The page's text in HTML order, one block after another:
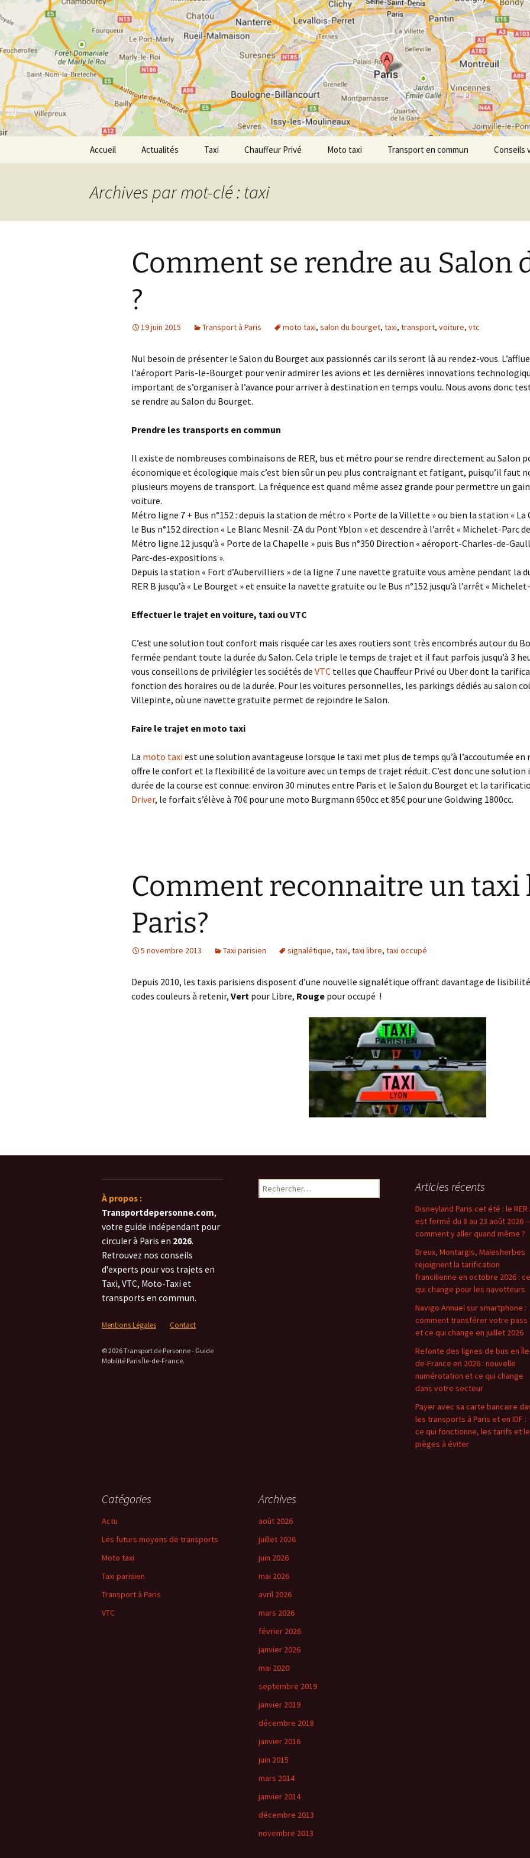
au
contenu
Accueil Actualités Taxi Chauffeur Privé Moto taxi Transport en commun Conseils
Archives par mot-clé : taxi
Comment se rendre au Salon
?
19 juin 2015 Transport à Paris moto taxi, salon du bourget, taxi, transport, voiture, vtc
Nul besoin de présenter le Salon du Bourget aux passionnés car ils seront là au rendez-vous.
l’aéroport Paris-le-Bourget pour venir admirer les avions et les dernières innovations
important de s’organiser à l’avance pour arriver à destination en temps voulu. Nous avons donc
se rendre au Salon du Bourget.
Prendre les transports en commun
Il existe de nombreuses combinaisons de RER, bus et métro pour se rendre directement au Salon
économique et écologique mais c’est bien sûr un peu plus contraignant et fatigant, puisqu’il faut
plusieurs moyens de transport. La fréquence est quand même assez grande pour permettre un
voiture.
Métro ligne 7 + Bus n°152 : depuis la station de métro « Porte de la Villette » ou bien la station « La
le Bus n°152 direction « Le Blanc Mesnil-ZA du Pont Yblon » et descendre à l’arrêt « Michelet-Parc
Métro ligne 12 jusqu’à « Porte de la Chapelle » puis Bus n°350 Direction « aéroport-Charles-de-
Parc-des-expositions ».
Depuis la station « Fort d’Aubervilliers » de la ligne 7 une navette gratuite vous amène pendant la
RER B jusqu’à « Le Bourget » et ensuite la navette gratuite ou le Bus n°152 jusqu’à l’arrêt «
Effectuer le trajet en voiture, taxi ou VTC
C’est une solution tout confort mais risquée car les axes routiers sont très encombrés autour du
fermée pendant toute la durée du Salon. Cela triple le temps de trajet et il faut parfois jusqu’à 3
vous conseillons de privilégier les sociétés de VTC telles que Chauffeur Privé ou Uber dont la
fonction des horaires ou de la durée. Pour les voitures personnelles, les parkings dédiés au salon
Villepinte, où une navette gratuite permet de rejoindre le Salon.
Faire le trajet en moto taxi
La moto taxiest une solution avantageuse lorsque le taxi met plus de temps qu’à l’accoutumée
offre le confort et la flexibilité de la voiture avec un temps de trajet réduit. C’est donc une solution
durée de la course est connue: environ 30 minutes entre Paris et le Salon du Bourget et la
Driver, le forfait s’élève à 70€ pour une moto Burgmann 650cc et 85€ pour une Goldwing 1800cc.
Comment reconnaitre un taxi
Paris?
5 novembre 2013 Taxi parisien signalétique, taxi, taxi libre, taxi occupé
Depuis 2010, les taxis parisiens disposent d’une nouvelle signalétique offrant davantage de
codes couleurs à retenir, Vert pour Libre, Rouge pour occupé !
À propos :
Transportdepersonne.com,
votre guide indépendant pour
circuler à Paris en 2026.
Retrouvez nos conseils
d'experts pour vos trajets en
Taxi, VTC, Moto-Taxi et
transports en commun.
Mentions Légales Contact
© 2026 Transport de Personne - Guide
Mobilité Paris Île-de-France.
Rechercher : Articles récents
Disneyland Paris cet été : le RER
est fermé du 8 au 23 août 2026
comment y aller quand même ?
Dreux, Montargis, Malesherbes
rejoignent la tarification
francilienne en octobre 2026 : ce
qui change pour les navetteurs
Navigo Annuel sur smartphone :
comment transférer votre pass
et ce qui change en juillet 2026
Refonte des lignes de bus en
de-France en 2026 : nouvelle
numérotation et ce qui change
dans votre secteur
Payer avec sa carte bancaire
les transports à Paris et en IDF :
ce qui fonctionne, les tarifs et
pièges à éviter
Catégories
Actu
Les futurs moyens de transports
Moto taxi
Taxi parisien
Transport à Paris
VTC
Archives
août 2026
juillet 2026
juin 2026
mai 2026
avril 2026
mars 2026
février 2026
janvier 2026
mai 2020
septembre 2019
janvier 2019
décembre 2018
janvier 2016
juin 2015
mars 2014
janvier 2014
décembre 2013
novembre 2013